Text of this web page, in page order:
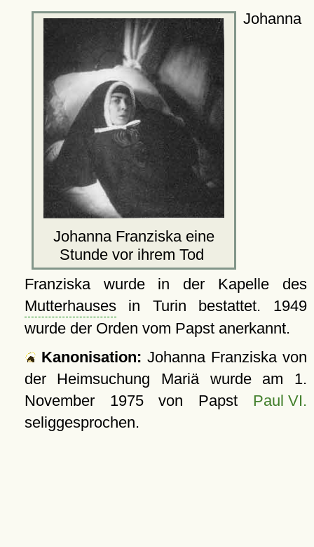
Johanna Franziska eine
Stunde vor ihrem Tod
Johanna
Franziska wurde in der Kapelle des
Mutterhausesin Turin bestattet. 1949
wurde der Orden vom Papst anerkannt.
Kanonisation: Johanna Franziska von
der Heimsuchung Mariä wurde am 1.
November 1975von Papst Paul VI.
seliggesprochen.